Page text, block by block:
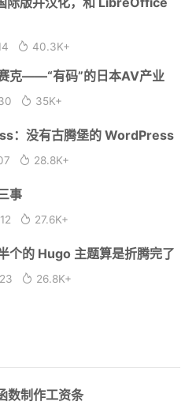
40.3K+
克——“有码”的日本AV产业
35K+
：没有古腾堡的 WordPress
28.8K+
事
27.6K+
个的 Hugo 主题算是折腾完了
26.8K+
数制作工资条